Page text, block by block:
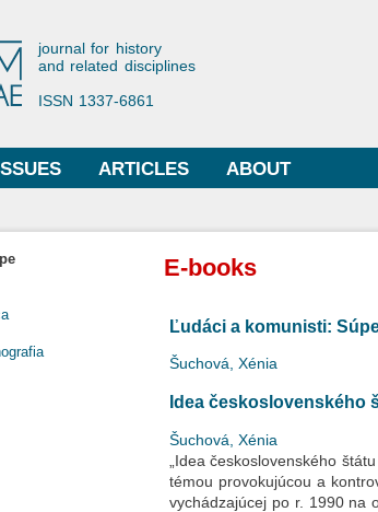
Forum Historiae
journal for history
and related disciplines
ISSN 1337-6861
ARTICLES ABOUT
E-books
Ľudáci a komunisti:
Šuchová, Xénia
Idea československého
Šuchová, Xénia
„Idea československého
témou provokujúcou a
vychádzajúcej po r. 1990 na